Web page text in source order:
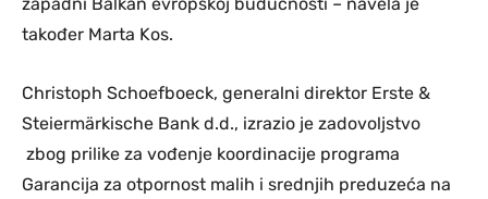
također Marta Kos.
Christoph Schoefboeck, generalni direktor Erste &
Steiermärkische Bank d.d., izrazio je zadovoljstvo
zbog prilike za vođenje koordinacije programa
Garancija za otpornost malih i srednjih preduzeća na